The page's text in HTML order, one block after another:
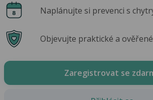
Naplánujte si prevenci s
Objevujte praktické a
Zaregistrovat se